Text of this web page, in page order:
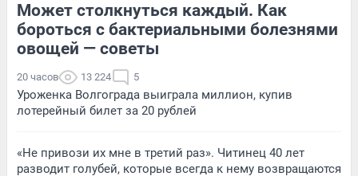
Может столкнуться каждый. Как
бороться с бактериальными болезнями
овощей — советы
20 часов 13 224 5
Уроженка Волгограда выиграла миллион, купив
лотерейный билет за 20 рублей
«Не привози их мне в третий раз». Читинец 40 лет
разводит голубей, которые всегда к нему возвращаются